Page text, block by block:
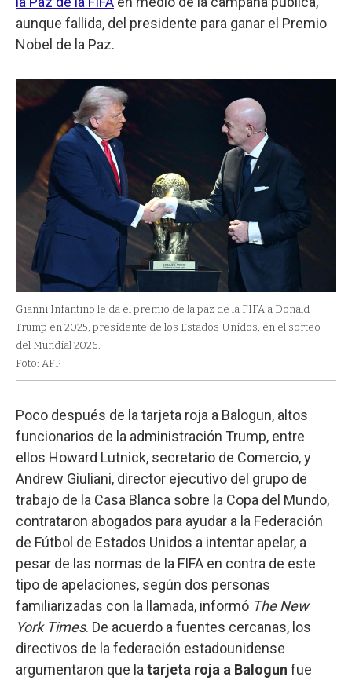
aunque fallida, del presidente para ganar el Premio
Nobel de la Paz.
Gianni Infantino le da el premio de la paz de la FIFA a Donald
Trump en 2025, presidente de los Estados Unidos, en el sorteo
del Mundial 2026.
Foto: AFP.
Poco después de la tarjeta roja a Balogun, altos
funcionarios de la administración Trump, entre
ellos Howard Lutnick, secretario de Comercio, y
Andrew Giuliani, director ejecutivo del grupo de
trabajo de la Casa Blanca sobre la Copa del Mundo,
contrataron abogados para ayudar a la Federación
de Fútbol de Estados Unidos a intentar apelar, a
pesar de las normas de la FIFA en contra de este
tipo de apelaciones, según dos personas
familiarizadas con la llamada, informó The New
York Times. De acuerdo a fuentes cercanas, los
directivos de la federación estadounidense
argumentaron que la tarjeta roja a Balogun fue